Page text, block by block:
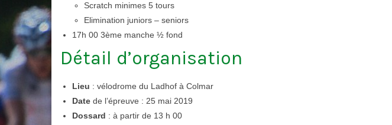
Scratch minimes 5 tours
Elimination juniors – seniors
17h 00 3ème manche ½ fond
Détail d’organisation
Lieu : vélodrome du Ladhof à Colmar
Date de l’épreuve : 25 mai 2019
Dossard : à partir de 13 h 00